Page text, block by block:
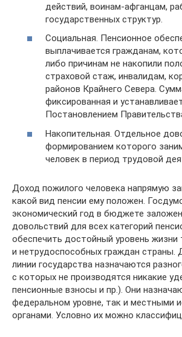
действий, воинам-афганцам,
государственных структур.
Социальная. Пенсионное
выплачивается гражданам,
либо причинам не накопили
страховой стаж, инвалидам,
районов Крайнего Севера.
фиксированная и
Постановлением
Накопительная. Отдельное
формированием которого
человек в период трудовой
Доход пожилого человека напрямую
какой вид пенсии ему положен.
экономический год в бюджете
довольствий для всех категорий
обеспечить достойный уровень жизни
и нетрудоспособных граждан страны.
линии государства назначаются
с которых не производятся никакие
пенсионные взносы и пр.). Они
федеральном уровне, так и местными
органами. Условно их можно